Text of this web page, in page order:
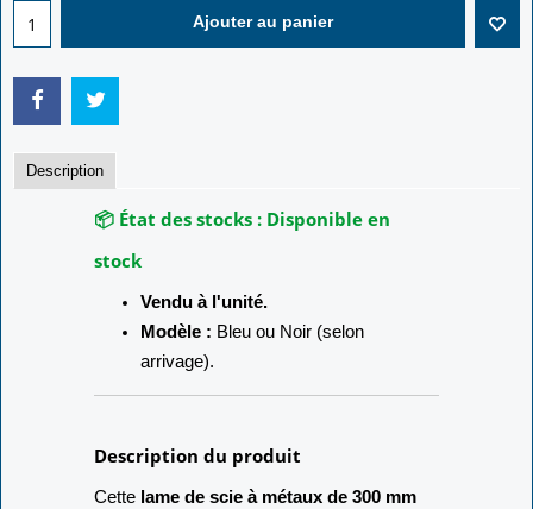
Description
📦 État des stocks :
stock
Vendu à l'unité.
Modèle :Bleu ou Noir (selon
arrivage).
Description du produit